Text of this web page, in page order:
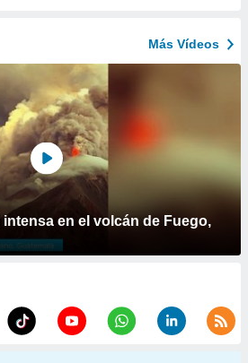
Más Vídeos
en el volcán de Fuego,